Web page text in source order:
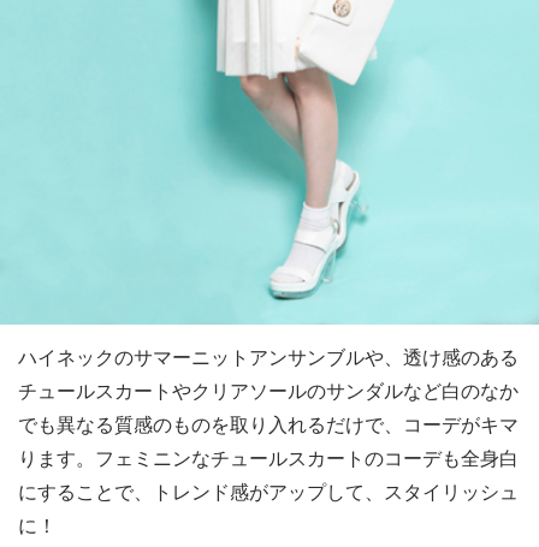
ハイネックのサマーニットアンサンブルや、透け感のある
チュールスカートやクリアソールのサンダルなど白のなか
でも異なる質感のものを取り入れるだけで、コーデがキマ
ります。フェミニンなチュールスカートのコーデも全身白
にすることで、トレンド感がアップして、スタイリッシュ
に！